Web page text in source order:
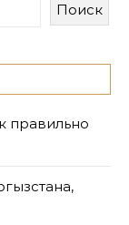
Поиск
правильно